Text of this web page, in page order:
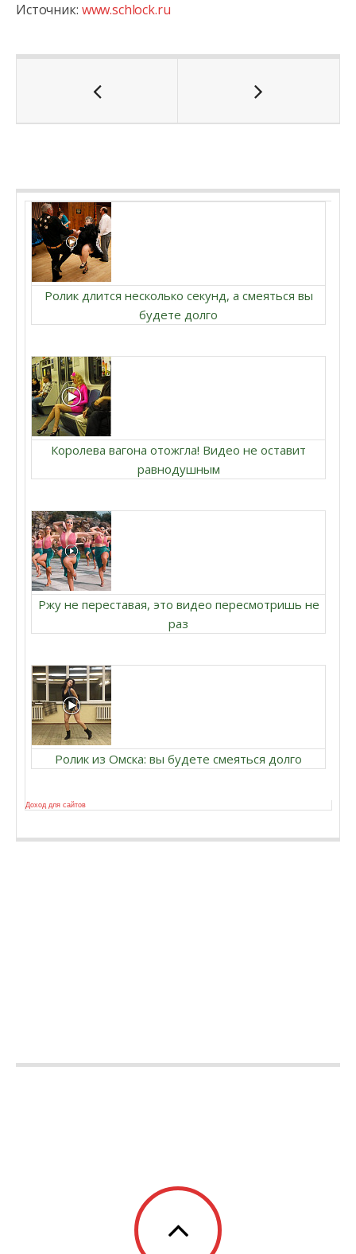
Источник: www.schlock.ru
Ролик длится несколько секунд, а смеяться вы
будете долго
Королева вагона отожгла! Видео не оставит
равнодушным
Ржу не переставая, это видео пересмотришь не
раз
Ролик из Омска: вы будете смеяться долго
Доход для сайтов